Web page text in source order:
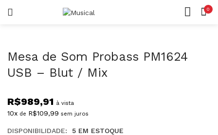
0
Lembrar-me
Mesa de Som Probass PM1624
USB – Blut / Mix
R$989,91 à vista
10x de R$109,99 sem juros
DISPONIBILIDADE: 5 EM ESTOQUE